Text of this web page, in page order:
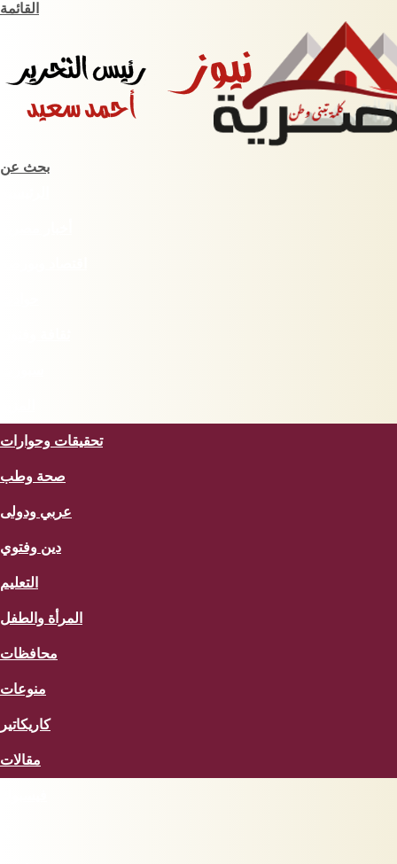
القائمة
بحث عن
تحقيقات وحوارات
صحة وطب
عربي ودولى
دين وفتوي
التعليم
المرأة والطفل
محافظات
منوعات
كاريكاتير
مقالات